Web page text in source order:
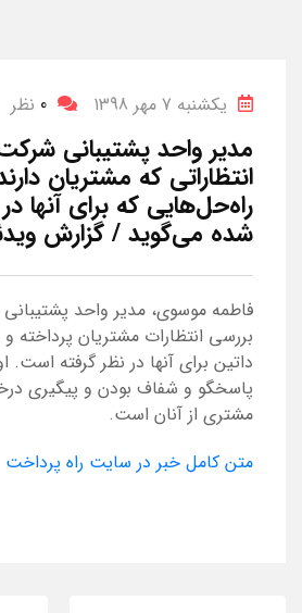
یکشنبه 7 مهر 1398 0 نظر
مدیر واحد پشتیبانی
انتظاراتی که مشتریان
راه‌حل‌هایی که برای آنها
شده می‌گوید / گزارش
فاطمه موسوی، مدیر واحد
بررسی انتظارات مشتریان پرداخته
داتین برای آنها در نظر گرفته
پاسخگو و شفاف بودن و پیگیری
مشتری از آنان است.
متن کامل خبر در سایت راه پرداخت